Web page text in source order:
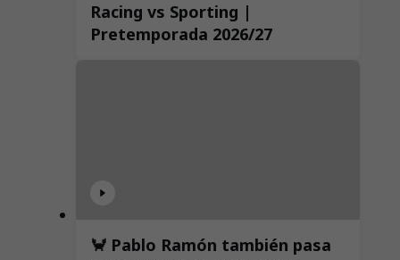
Racing vs Sporting |
Pretemporada 2026/27
🦀 Pablo Ramón también pasa